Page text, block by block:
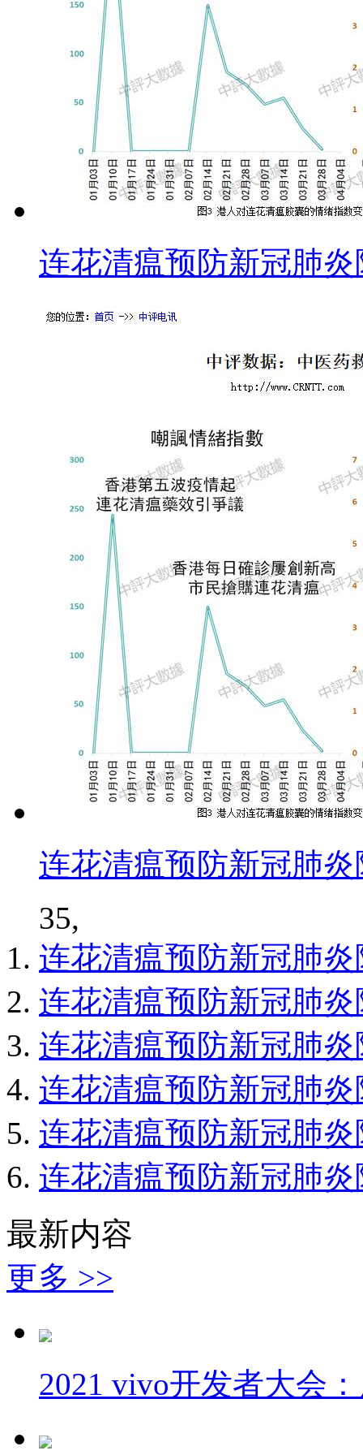
连花清瘟预防新冠肺
连花清瘟预防新冠肺
35,
连花清瘟预防新冠肺
连花清瘟预防新冠肺
连花清瘟预防新冠肺
连花清瘟预防新冠肺
连花清瘟预防新冠肺
连花清瘟预防新冠肺
最新内容
更多 >>
2021 vivo开发者大会